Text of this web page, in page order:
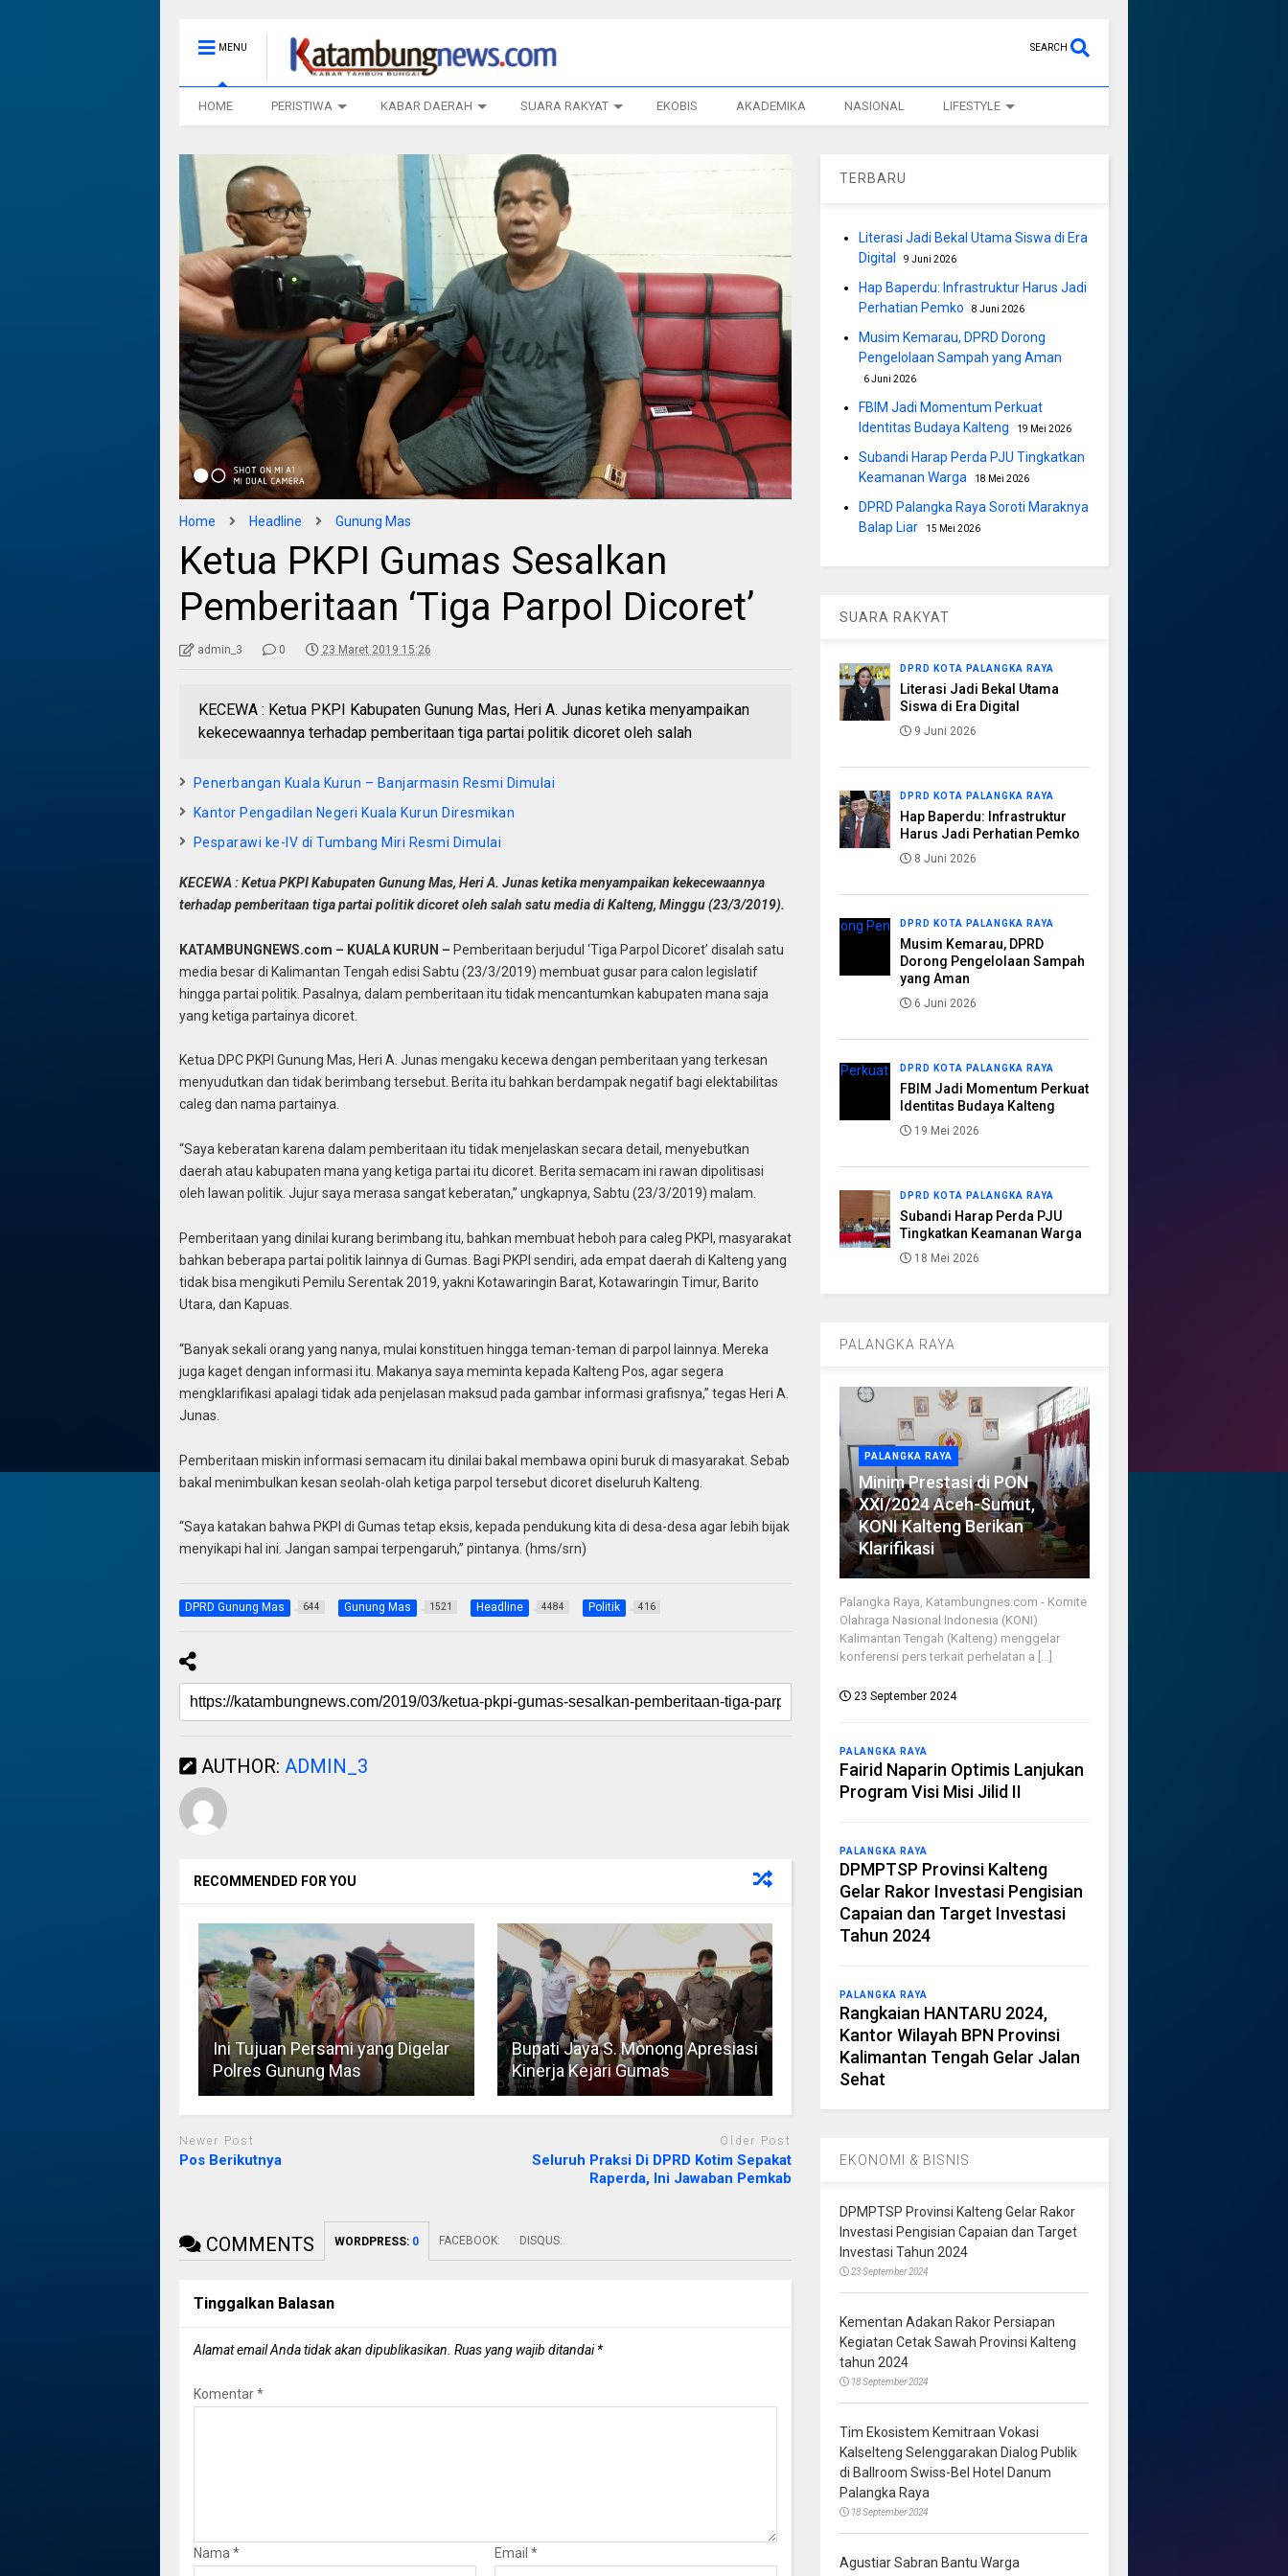
MENU SEARCH
HOME PERISTIWA KABAR DAERAH SUARA RAKYAT EKOBIS AKADEMIKA NASIONAL LIFESTYLE
Home Headline Gunung Mas
Ketua PKPI Gumas Sesalkan
Pemberitaan ‘Tiga Parpol Dicoret’
admin_3 0 23 Maret 2019 15:26
KECEWA : Ketua PKPI Kabupaten Gunung Mas, Heri A. Junas ketika menyampaikan
kekecewaannya terhadap pemberitaan tiga partai politik dicoret oleh salah
Penerbangan Kuala Kurun – Banjarmasin Resmi Dimulai
Kantor Pengadilan Negeri Kuala Kurun Diresmikan
Pesparawi ke-IV di Tumbang Miri Resmi Dimulai
KECEWA : Ketua PKPI Kabupaten Gunung Mas, Heri A. Junas ketika menyampaikan kekecewaannya
terhadap pemberitaan tiga partai politik dicoret oleh salah satu media di Kalteng, Minggu (23/3/2019).
KATAMBUNGNEWS.com – KUALA KURUN – Pemberitaan berjudul ‘Tiga Parpol Dicoret’ disalah satu
media besar di Kalimantan Tengah edisi Sabtu (23/3/2019) membuat gusar para calon legislatif
hingga partai politik. Pasalnya, dalam pemberitaan itu tidak mencantumkan kabupaten mana saja
yang ketiga partainya dicoret.
Ketua DPC PKPI Gunung Mas, Heri A. Junas mengaku kecewa dengan pemberitaan yang terkesan
menyudutkan dan tidak berimbang tersebut. Berita itu bahkan berdampak negatif bagi elektabilitas
caleg dan nama partainya.
“Saya keberatan karena dalam pemberitaan itu tidak menjelaskan secara detail, menyebutkan
daerah atau kabupaten mana yang ketiga partai itu dicoret. Berita semacam ini rawan dipolitisasi
oleh lawan politik. Jujur saya merasa sangat keberatan,” ungkapnya, Sabtu (23/3/2019) malam.
Pemberitaan yang dinilai kurang berimbang itu, bahkan membuat heboh para caleg PKPI, masyarakat
bahkan beberapa partai politik lainnya di Gumas. Bagi PKPI sendiri, ada empat daerah di Kalteng yang
tidak bisa mengikuti Pemilu Serentak 2019, yakni Kotawaringin Barat, Kotawaringin Timur, Barito
Utara, dan Kapuas.
“Banyak sekali orang yang nanya, mulai konstituen hingga teman-teman di parpol lainnya. Mereka
juga kaget dengan informasi itu. Makanya saya meminta kepada Kalteng Pos, agar segera
mengklarifikasi apalagi tidak ada penjelasan maksud pada gambar informasi grafisnya,” tegas Heri A.
Junas.
Pemberitaan miskin informasi semacam itu dinilai bakal membawa opini buruk di masyarakat. Sebab
bakal menimbulkan kesan seolah-olah ketiga parpol tersebut dicoret diseluruh Kalteng.
“Saya katakan bahwa PKPI di Gumas tetap eksis, kepada pendukung kita di desa-desa agar lebih bijak
menyikapi hal ini. Jangan sampai terpengaruh,” pintanya. (hms/srn)
DPRD Gunung Mas 644 Gunung Mas 1521 Headline 4484 Politik 416
AUTHOR: ADMIN_3
RECOMMENDED FOR YOU
Ini Tujuan Persami yang Digelar
Polres Gunung Mas
Bupati Jaya S. Monong Apresiasi
Kinerja Kejari Gumas
Newer Post
Pos Berikutnya
Older Post
Seluruh Praksi Di DPRD Kotim Sepakat
Raperda, Ini Jawaban Pemkab
COMMENTS WORDPRESS: 0 FACEBOOK: DISQUS:
Tinggalkan Balasan
Alamat email Anda tidak akan dipublikasikan. Ruas yang wajib ditandai*
Komentar*
Nama * Email *
TERBARU
Literasi Jadi Bekal Utama Siswa di Era
Digital
9 Juni 2026
Hap Baperdu: Infrastruktur Harus Jadi
Perhatian Pemko
8 Juni 2026
Musim Kemarau, DPRD Dorong
Pengelolaan Sampah yang Aman
6 Juni 2026
FBIM Jadi Momentum Perkuat
Identitas Budaya Kalteng
19 Mei 2026
Subandi Harap Perda PJU Tingkatkan
Keamanan Warga
18 Mei 2026
DPRD Palangka Raya Soroti Maraknya
Balap Liar
15 Mei 2026
SUARA RAKYAT
DPRD KOTA PALANGKA RAYA
Literasi Jadi Bekal Utama
Siswa di Era Digital
9 Juni 2026
DPRD KOTA PALANGKA RAYA
Hap Baperdu: Infrastruktur
Harus Jadi Perhatian Pemko
8 Juni 2026
DPRD KOTA PALANGKA RAYA
Musim Kemarau, DPRD
Dorong Pengelolaan Sampah
yang Aman
6 Juni 2026
DPRD KOTA PALANGKA RAYA
FBIM Jadi Momentum Perkuat
Identitas Budaya Kalteng
19 Mei 2026
DPRD KOTA PALANGKA RAYA
Subandi Harap Perda PJU
Tingkatkan Keamanan Warga
18 Mei 2026
PALANGKA RAYA
PALANGKA RAYA
Minim Prestasi di PON
XXI/2024 Aceh-Sumut,
KONI Kalteng Berikan
Klarifikasi
Palangka Raya, Katambungnes.com - Komite
Olahraga Nasional Indonesia (KONI)
Kalimantan Tengah (Kalteng) menggelar
konferensi pers terkait perhelatan a [...]
23 September 2024
PALANGKA RAYA
Fairid Naparin Optimis Lanjukan
Program Visi Misi Jilid II
PALANGKA RAYA
DPMPTSP Provinsi Kalteng
Gelar Rakor Investasi Pengisian
Capaian dan Target Investasi
Tahun 2024
PALANGKA RAYA
Rangkaian HANTARU 2024,
Kantor Wilayah BPN Provinsi
Kalimantan Tengah Gelar Jalan
Sehat
EKONOMI & BISNIS
DPMPTSP Provinsi Kalteng Gelar Rakor
Investasi Pengisian Capaian dan Target
Investasi Tahun 2024
23 September 2024
Kementan Adakan Rakor Persiapan
Kegiatan Cetak Sawah Provinsi Kalteng
tahun 2024
18 September 2024
Tim Ekosistem Kemitraan Vokasi
Kalselteng Selenggarakan Dialog Publik
di Ballroom Swiss-Bel Hotel Danum
Palangka Raya
18 September 2024
Agustiar Sabran Bantu Warga